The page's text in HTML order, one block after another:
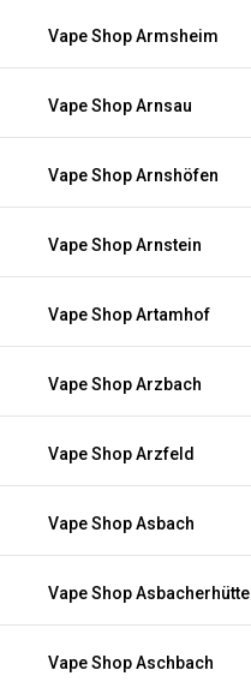
Vape Shop Armsheim
Vape Shop Arnsau
Vape Shop Arnshöfen
Vape Shop Arnstein
Vape Shop Artamhof
Vape Shop Arzbach
Vape Shop Arzfeld
Vape Shop Asbach
Vape Shop Asbacherhütte
Vape Shop Aschbach